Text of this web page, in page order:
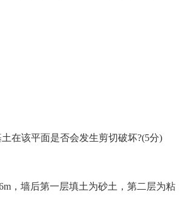
土在该平面是否会发生剪切破坏?(5分)
墙后第一层填土为砂土，第二层为粘